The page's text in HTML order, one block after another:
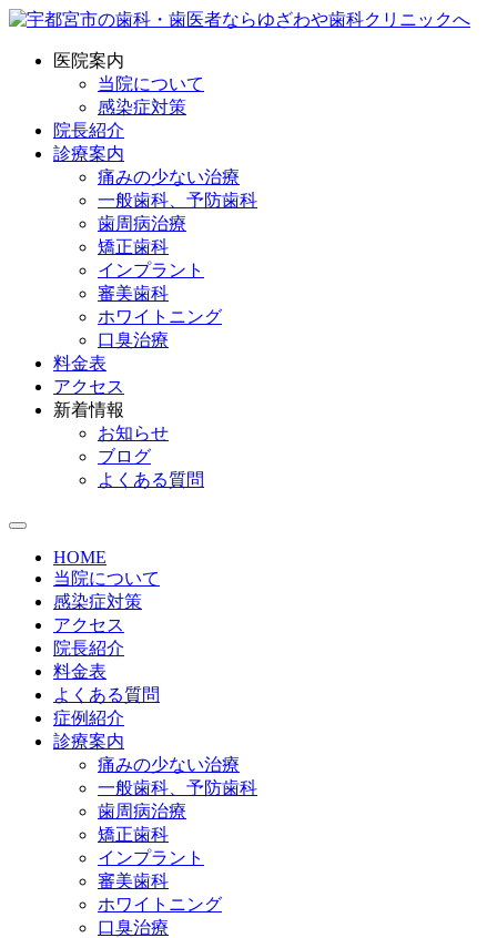
医院案内
当院について
感染症対策
院長紹介
診療案内
痛みの少ない治療
一般歯科、予防歯科
歯周病治療
矯正歯科
インプラント
審美歯科
ホワイトニング
口臭治療
料金表
アクセス
新着情報
お知らせ
ブログ
よくある質問
HOME
当院について
感染症対策
アクセス
院長紹介
料金表
よくある質問
症例紹介
診療案内
痛みの少ない治療
一般歯科、予防歯科
歯周病治療
矯正歯科
インプラント
審美歯科
ホワイトニング
口臭治療